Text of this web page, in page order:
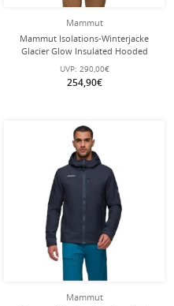
Mammut
Mammut Isolations-Winterjacke
Glacier Glow Insulated Hooded
(wärmend dank Kunstfaserfüllung)
schwarz Herren
UVP: 290,00€
254,90€
Mammut